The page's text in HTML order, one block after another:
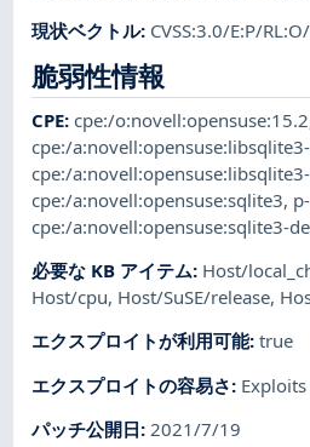
現状ベクトル: CVSS:3.0/E:P/
脆弱性情報
CPE:cpe:/o:novell:opensuse:15.2
cpe:/
cpe:/
cpe:/a:novell:opensuse:sqlite3, p-
cpe:/a:novell:opensuse:sqlite3-
必要な KB アイテム: Host/
Host/cpu, Host/SuSE/release,
エクスプロイトが利用可能:true
エクスプロイトの容易さ:
パッチ公開日: 2021/7/19